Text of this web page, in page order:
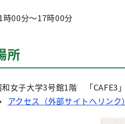
時00分～17時00分
所
和女子大学3号館1階 「CAFE3
アクセス（外部サイトへリンク）